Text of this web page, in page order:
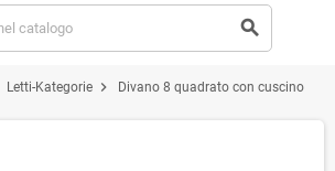
search
Letti-Kategorie chevron_right Divano 8 quadrato con cuscino